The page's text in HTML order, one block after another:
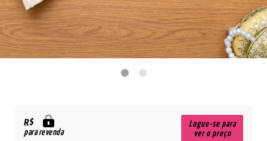
R$
para revenda
Logue-se para
ver o preço